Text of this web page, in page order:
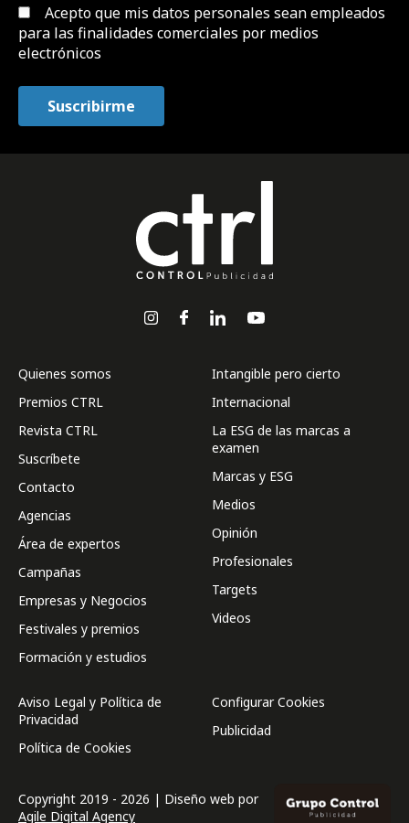
Acepto que mis datos personales sean empleados
para las finalidades comerciales por medios
electrónicos
Quienes somos
Premios CTRL
Revista CTRL
Suscríbete
Contacto
Agencias
Área de expertos
Campañas
Empresas y Negocios
Festivales y premios
Formación y estudios
Intangible pero cierto
Internacional
La ESG de las marcas a
examen
Marcas y ESG
Medios
Opinión
Profesionales
Targets
Videos
Aviso Legal y Política de
Privacidad
Política de Cookies
Configurar Cookies
Publicidad
Copyright 2019 - 2026 | Diseño web por
Agile Digital Agency